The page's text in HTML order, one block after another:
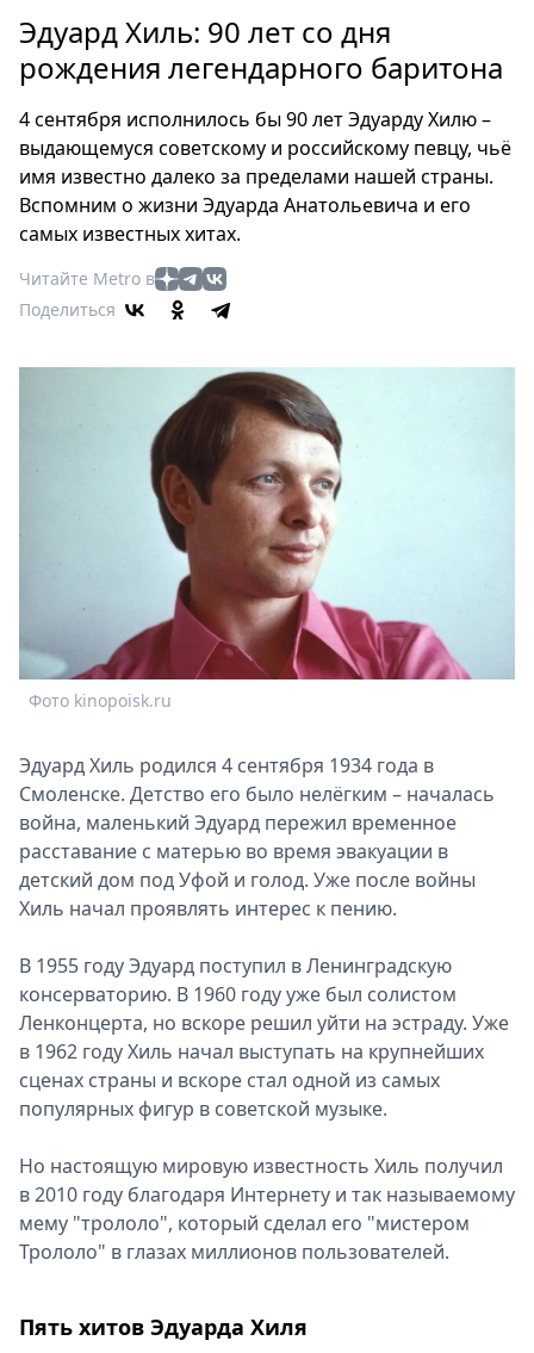
Россия
Мир
Еда
Туризм
Мода
Театр
Кино
Афиша
Выставки
Пресс-
релизы
Metro
Стримы
Спецпроекты
Звезды
Выборы
2026
Скачай
Metro
Эдуард Хиль: 90 лет со дня
рождения легендарного баритона
4 сентября исполнилось бы 90 лет Эдуарду Хилю –
выдающемуся советскому и российскому певцу, чьё
имя известно далеко за пределами нашей страны.
Вспомним о жизни Эдуарда Анатольевича и его
самых известных хитах.
Читайте Metro в
Поделиться
Фото kinopoisk.ru
Эдуард Хиль родился 4 сентября 1934 года в
Смоленске. Детство его было нелёгким – началась
война, маленький Эдуард пережил временное
расставание с матерью во время эвакуации в
детский дом под Уфой и голод. Уже после войны
Хиль начал проявлять интерес к пению.
В 1955 году Эдуард поступил в Ленинградскую
консерваторию. В 1960 году уже был солистом
Ленконцерта, но вскоре решил уйти на эстраду. Уже
в 1962 году Хиль начал выступать на крупнейших
сценах страны и вскоре стал одной из самых
популярных фигур в советской музыке.
Но настоящую мировую известность Хиль получил
в 2010 году благодаря Интернету и так называемому
мему "трололо", который сделал его "мистером
Трололо" в глазах миллионов пользователей.
Пять хитов Эдуарда Хиля